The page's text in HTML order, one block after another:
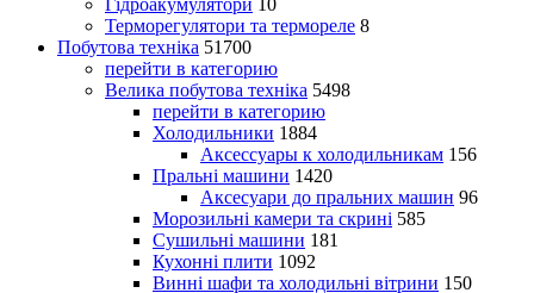
Гідроакумулятори 10
Терморегулятори та термореле 8
Побутова техніка 51700
перейти в категорию
Велика побутова техніка 5498
перейти в категорию
Холодильники 1884
Аксессуары к холодильникам 156
Пральні машини 1420
Аксесуари до пральних машин 96
Морозильні камери та скрині 585
Сушильні машини 181
Кухонні плити 1092
Винні шафи та холодильні вітрини 150